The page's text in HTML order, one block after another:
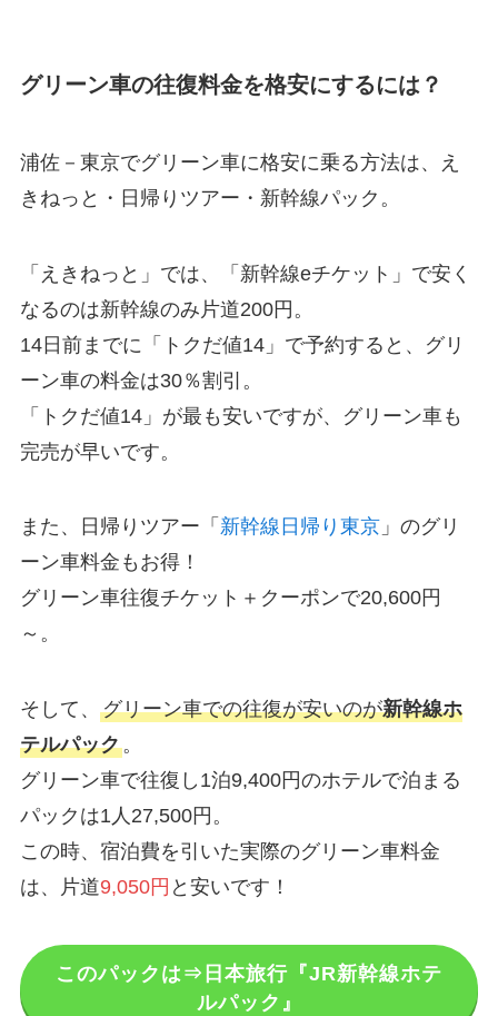
グリーン車の往復料金を格安にするには？
浦佐－東京でグリーン車に格安に乗る方法は、え
きねっと・日帰りツアー・新幹線パック。
「えきねっと」では、「新幹線eチケット」で安く
なるのは新幹線のみ片道200円。
14日前までに「トクだ値14」で予約すると、グリ
ーン車の料金は30％割引。
「トクだ値14」が最も安いですが、グリーン車も
完売が早いです。
また、日帰りツアー「 新幹線日帰り東京」のグリ
ーン車料金もお得！
グリーン車往復チケット＋クーポンで20,600円
～。
そして、 グリーン車での往復が安いのが新幹線ホ
テルパック。
グリーン車で往復し1泊9,400円のホテルで泊まる
パックは1人27,500円。
この時、宿泊費を引いた実際のグリーン車料金
は、片道9,050円 と安いです！
このパックは⇒日本旅行『JR新幹線ホテ
ルパック』